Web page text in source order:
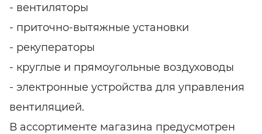
- вентиляторы
- приточно-вытяжные установки
- рекуператоры
- круглые и прямоугольные воздуховоды
- электронные устройства для управления
вентиляцией.
В ассортименте магазина предусмотрен